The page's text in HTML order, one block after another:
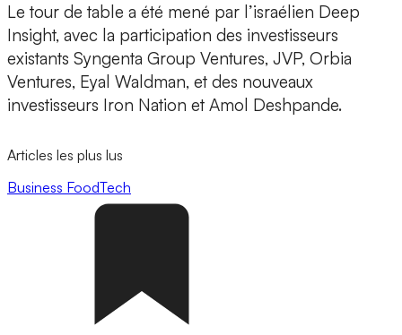
Le tour de table a été mené par l’israélien Deep
Insight, avec la participation des investisseurs
existants Syngenta Group Ventures, JVP, Orbia
Ventures, Eyal Waldman, et des nouveaux
investisseurs Iron Nation et Amol Deshpande.
Articles les plus lus
Business FoodTech